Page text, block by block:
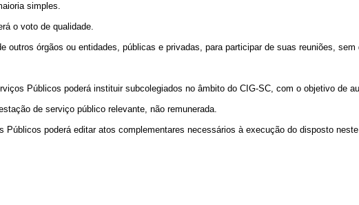
simples.
o voto de qualidade.
outros órgãos ou entidades, públicas e privadas, para participar de suas reuniões, sem
Públicos poderá instituir subcolegiados no âmbito do CIG-SC, com o objetivo de
de serviço público relevante, não remunerada.
poderá editar atos complementares necessários à execução do disposto